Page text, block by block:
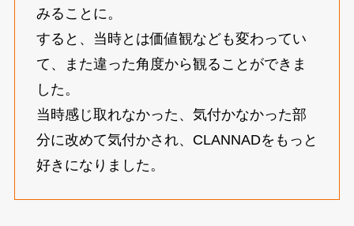
みることに。
すると、当時とは価値観なども変わってい
て、また違った角度から観ることができま
した。
当時感じ取れなかった、気付かなかった部
分に改めて気付かされ、CLANNADをもっと
好きになりました。